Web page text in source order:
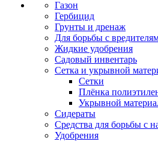
Газон
Гербицид
Грунты и дренаж
Для борьбы с
Жидкие удобрения
Садовый инвентарь
Сетка и укрывной
Сетки
Плёнка
Укрывной
Сидераты
Средства для борьбы с
Удобрения